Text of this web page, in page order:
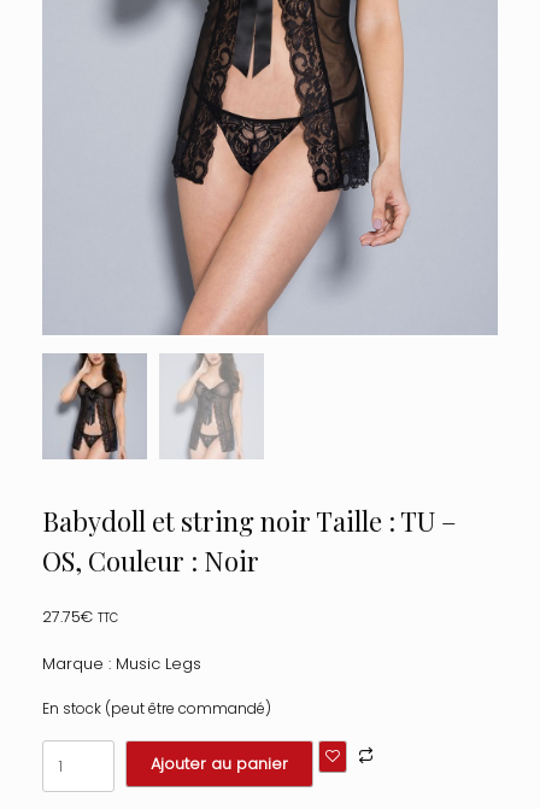
Babydoll et string noir Taille : TU –
OS, Couleur : Noir
27.75€ TTC
Marque : Music Legs
En stock (peut être commandé)
quantité
de
Babydoll
Ajouter au panier